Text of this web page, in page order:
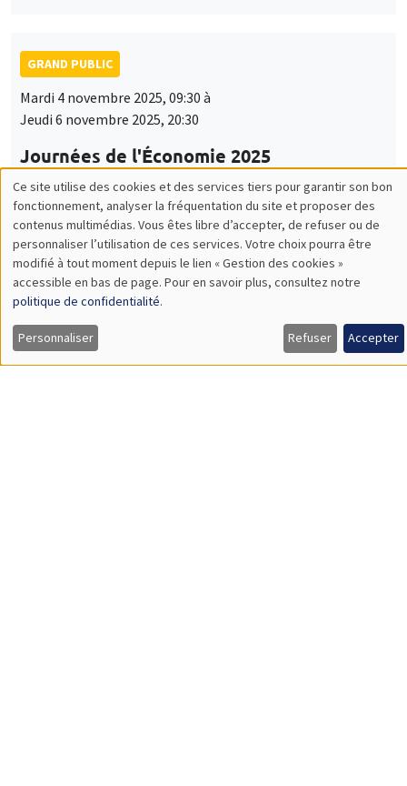
GRAND PUBLIC
Mardi 4 novembre 2025, 09:30 à
Jeudi 6 novembre 2025, 20:30
Journées de l'Économie 2025
UNIQUEMENT EN FRANÇAIS
GRAND PUBLIC
Lundi 17 novembre 2025
19:00 à 21:00
Utilisation
des
données
personnelles
et
des
Ce site utilise des cookies et des services tiers pour garantir son bon
fonctionnement, analyser la fréquentation du site et proposer des
contenus multimédias. Vous êtes libre d’accepter, de refuser ou de
personnaliser l’utilisation de ces services. Votre choix pourra être
modifié à tout moment depuis le lien « Gestion des cookies »
accessible en bas de page. Pour en savoir plus, consultez notre
politique de confidentialité.
Personnaliser Refuser Accepter